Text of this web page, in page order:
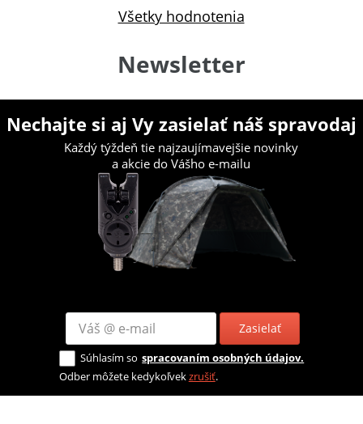
Všetky hodnotenia
Newsletter
Nechajte si aj Vy zasielať náš spravodaj
Každý týždeň tie najzaujímavejšie novinky
a akcie do Vášho e-mailu
Zasielať
Súhlasím so spracovaním osobných údajov.
Odber môžete kedykoľvekzrušiť.